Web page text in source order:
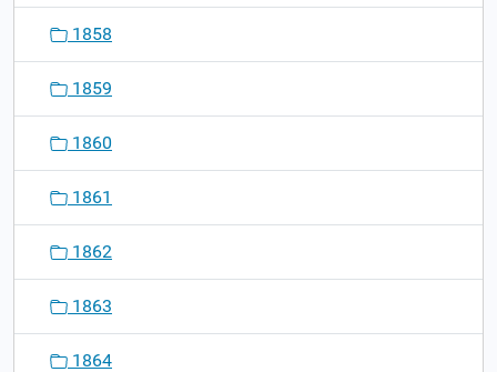
1858
1859
1860
1861
1862
1863
1864